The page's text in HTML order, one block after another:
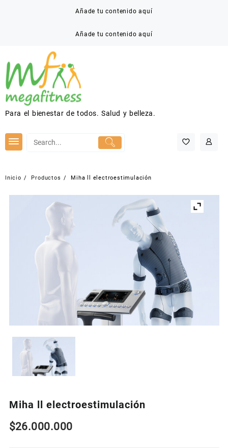
Añade tu contenido aquí
Añade tu contenido aquí
Para el bienestar de todos. Salud y belleza.
Inicio Productos Miha ll electroestimulación
Miha ll electroestimulación
$26.000.000